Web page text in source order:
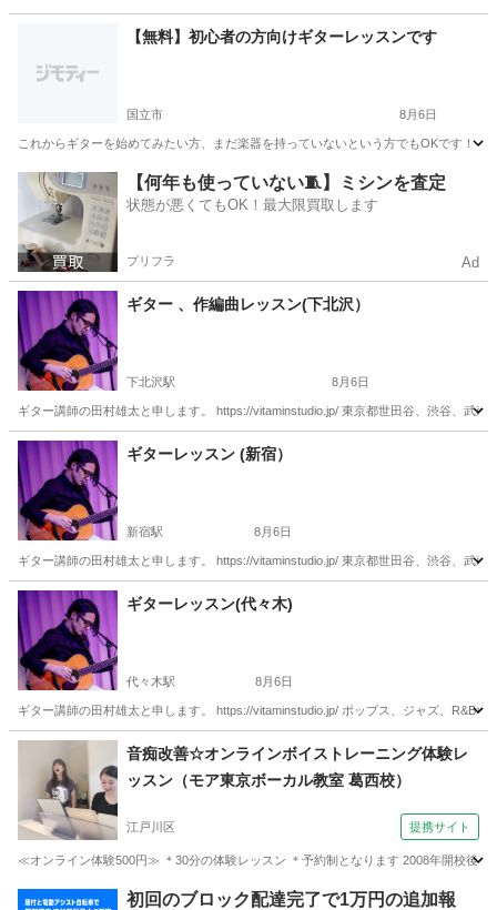
ピアノ
【無料】初心者の方向けギターレッスンです
国立市 8月6日
これからギターを始めてみたい方、まだ楽器を持っていないという方でもOKです！
東京 国立市 ギター 初心者
【何年も使っていない🧵】ミシンを査定
状態が悪くてもOK！最大限買取します
プリフラ Ad
ギター 、作編曲レッスン(下北沢）
下北沢駅 8月6日
ギター講師の田村雄太と申します。 https://vitaminstudio.jp/ 東京都世田谷、渋谷、武
東京 世田谷区 ギター
ギターレッスン (新宿）
新宿駅 8月6日
ギター講師の田村雄太と申します。 https://vitaminstudio.jp/ 東京都世田谷、渋谷、武
東京 新宿区 新宿駅 作編曲
ギターレッスン(代々木)
代々木駅 8月6日
ギター講師の田村雄太と申します。 https://vitaminstudio.jp/ ポップス、ジャズ、R&B
東京 渋谷区 代々木駅 音楽 スタジオ
音痴改善☆オンラインボイストレーニング体験レ
ッスン（モア東京ボーカル教室 葛西校）
江戸川区 提携サイト
≪オンライン体験500円≫ ＊30分の体験レッスン ＊予約制となります 2008年開校後
ボーカル
初回のブロック配達完了で1万円の追加報